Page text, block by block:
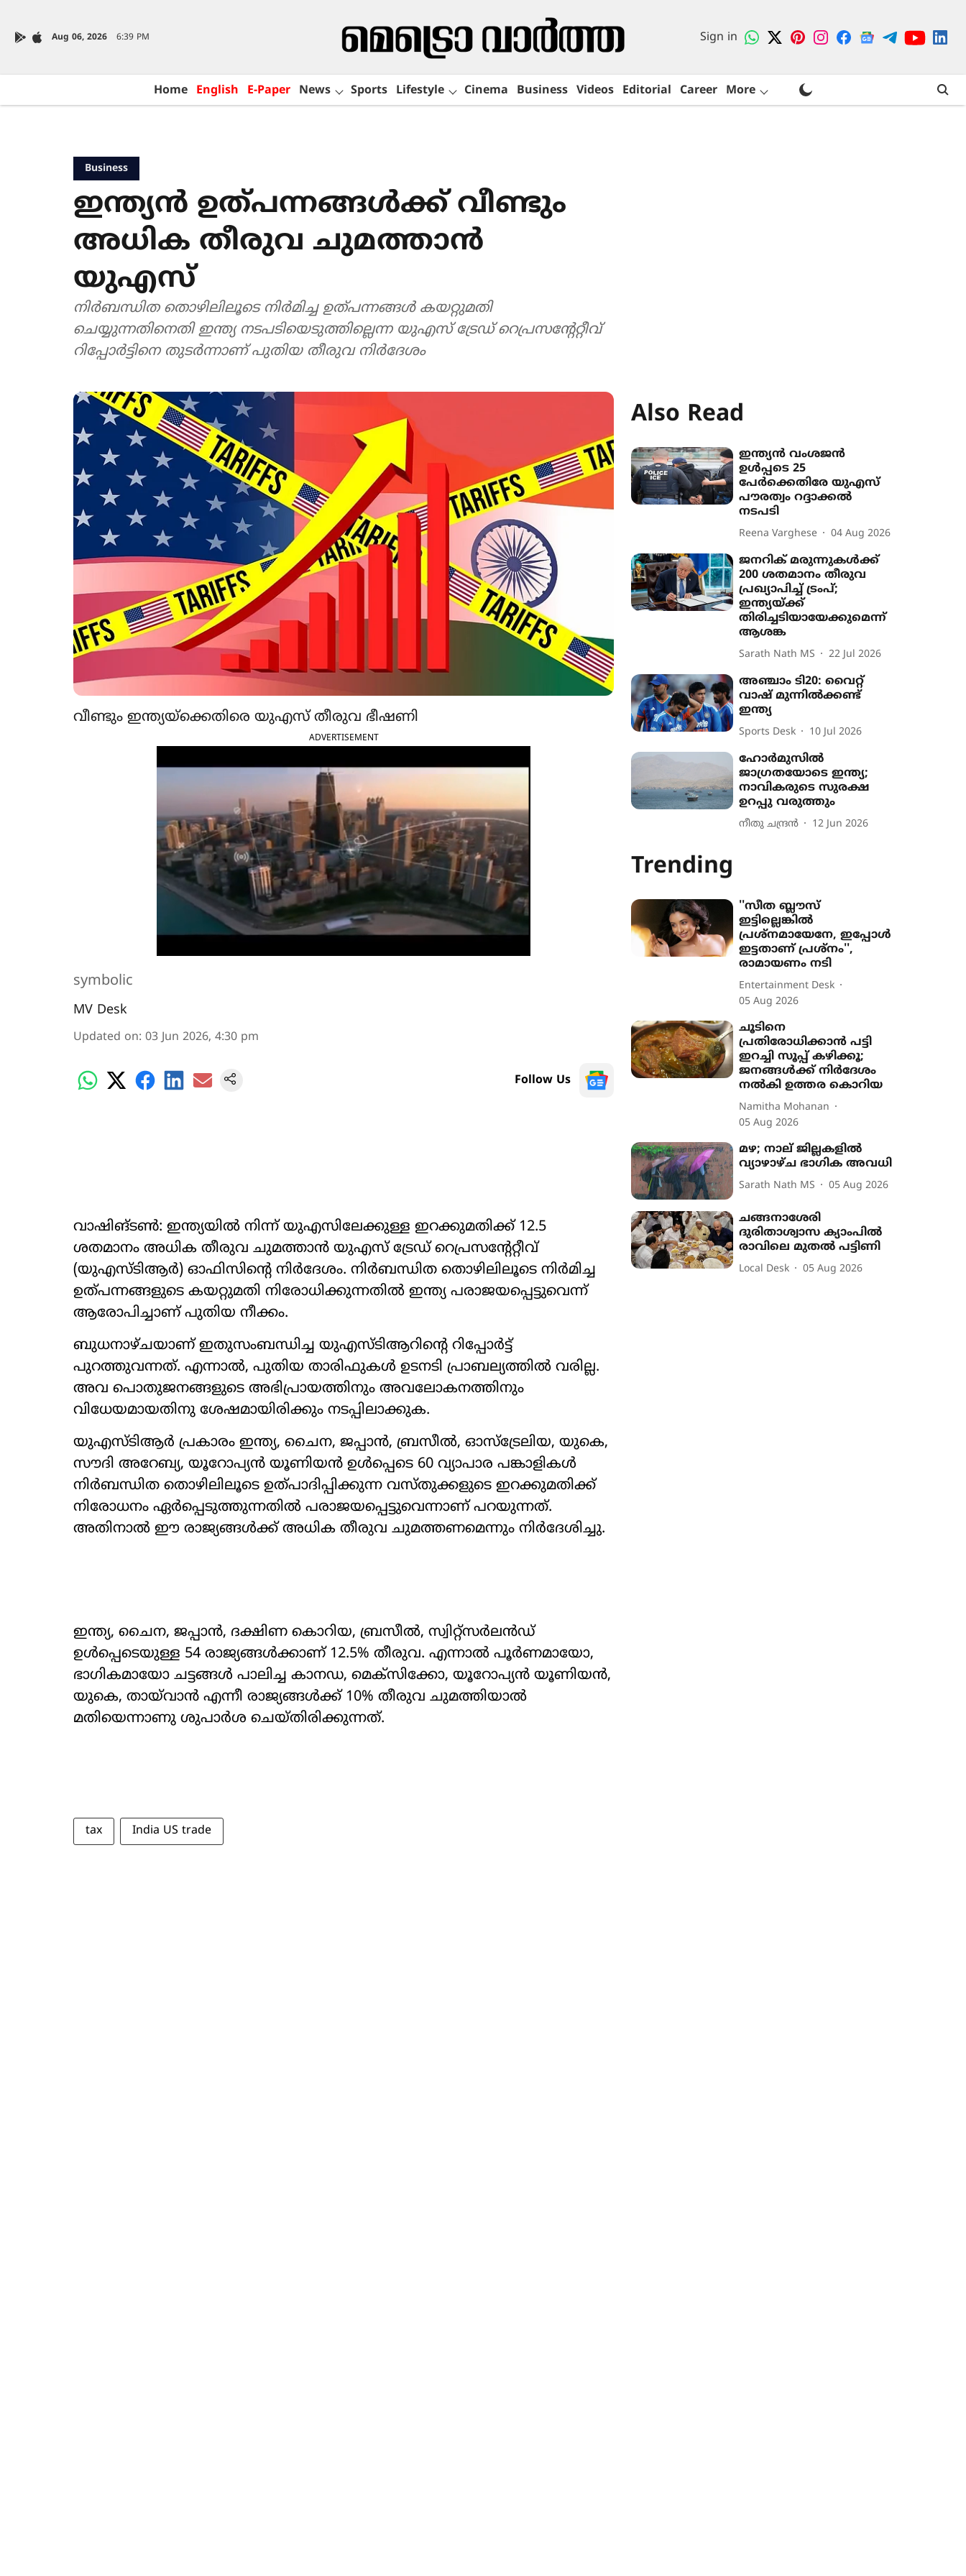
Aug 06, 2026 6:39 PM Sign in
Home English E-Paper News Sports Lifestyle Cinema Business Videos Editorial Career More
Business
ഇന്ത്യൻ ഉത്പന്നങ്ങൾക്ക് വീണ്ടും
അധിക തീരുവ ചുമത്താൻ
യുഎസ്
നിര്‍ബന്ധിത തൊഴിലിലൂടെ നിര്‍മിച്ച ഉത്പന്നങ്ങള്‍ ക‍യറ്റുമതി
ചെയ്യുന്നതിനെതി ഇന്ത്യ നടപടിയെടുത്തില്ലെന്ന യുഎസ് ട്രേഡ് റെപ്രസന്‍റേറ്റീവ്
റിപ്പോര്‍ട്ടിനെ തുടര്‍ന്നാണ് പുതിയ തീരുവ നിര്‍ദേശം
വീണ്ടും ഇന്ത്യയ്ക്കെതിരെ യുഎസ് തീരുവ ഭീഷണി
ADVERTISEMENT
symbolic
MV Desk
Updated on: 03 Jun 2026, 4:30 pm
Follow Us
വാഷിങ്ടണ്‍: ഇന്ത്യയില്‍ നിന്ന് യുഎസിലേക്കുള്ള ഇറക്കുമതിക്ക് 12.5
ശതമാനം അധിക തീരുവ ചുമത്താന്‍ യുഎസ് ട്രേഡ് റെപ്രസന്‍റേറ്റീവ്
(യുഎസ്ടിആര്‍) ഓഫിസിന്‍റെ നിർദേശം. നിര്‍ബന്ധിത തൊഴിലിലൂടെ നിര്‍മിച്ച
ഉത്പന്നങ്ങളുടെ കയറ്റുമതി നിരോധിക്കുന്നതില്‍ ഇന്ത്യ പരാജയപ്പെട്ടുവെന്ന്
ആരോപിച്ചാണ് പുതിയ നീക്കം.
ബുധനാഴ്ചയാണ് ഇതുസംബന്ധിച്ച യുഎസ്ടിആറിന്‍റെ റിപ്പോര്‍ട്ട്
പുറത്തുവന്നത്. എന്നാൽ, പുതിയ താരിഫുകള്‍ ഉടനടി പ്രാബല്യത്തില്‍ വരില്ല.
അവ പൊതുജനങ്ങളുടെ അഭിപ്രായത്തിനും അവലോകനത്തിനും
വിധേയമായതിനു ശേഷമായിരിക്കും നടപ്പിലാക്കുക.
യുഎസ്ടിആര്‍ പ്രകാരം ഇന്ത്യ, ചൈന, ജപ്പാന്‍, ബ്രസീല്‍, ഓസ്ട്രേലിയ, യുകെ,
സൗദി അറേബ്യ, യൂറോപ്യന്‍ യൂണിയന്‍ ഉള്‍പ്പെടെ 60 വ്യാപാര പങ്കാളികള്‍
നിര്‍ബന്ധിത തൊഴിലിലൂടെ ഉത്പാദിപ്പിക്കുന്ന വസ്തുക്കളുടെ ഇറക്കുമതിക്ക്
നിരോധനം ഏര്‍പ്പെടുത്തുന്നതില്‍ പരാജയപ്പെട്ടുവെന്നാണ് പറയുന്നത്.
അതിനാല്‍ ഈ രാജ്യങ്ങള്‍ക്ക് അധിക തീരുവ ചുമത്തണമെന്നും നിര്‍ദേശിച്ചു.
ഇന്ത്യ, ചൈന, ജപ്പാന്‍, ദക്ഷിണ കൊറിയ, ബ്രസീല്‍, സ്വിറ്റ്‌സര്‍ലന്‍ഡ്
ഉള്‍പ്പെടെയുള്ള 54 രാജ്യങ്ങള്‍ക്കാണ് 12.5% തീരുവ. എന്നാല്‍ പൂര്‍ണമായോ,
ഭാഗികമായോ ചട്ടങ്ങള്‍ പാലിച്ച കാനഡ, മെക്‌സിക്കോ, യൂറോപ്യന്‍ യൂണിയന്‍,
യുകെ, തായ്‌വാന്‍ എന്നീ രാജ്യങ്ങള്‍ക്ക് 10% തീരുവ ചുമത്തിയാല്‍
മതിയെന്നാണു ശുപാര്‍ശ ചെയ്തിരിക്കുന്നത്.
tax India US trade
Also Read
ഇന്ത്യൻ വംശജൻ
ഉൾപ്പടെ 25
പേർക്കെതിരേ യുഎസ്
പൗരത്വം റദ്ദാക്കൽ
നടപടി
Reena Varghese 04 Aug 2026
ജനറിക് മരുന്നുകൾക്ക്
200 ശതമാനം തീരുവ
പ്രഖ്യാപിച്ച് ട്രംപ്;
ഇന്ത്യയ്ക്ക്
തിരിച്ചടിയായേക്കുമെന്ന്
ആശങ്ക
Sarath Nath MS 22 Jul 2026
അഞ്ചാം ടി20: വൈറ്റ്
വാഷ് മുന്നിൽക്കണ്ട്
ഇന്ത്യ
Sports Desk 10 Jul 2026
ഹോർമുസിൽ
ജാഗ്രതയോടെ ഇന്ത്യ;
നാവികരുടെ സുരക്ഷ
ഉറപ്പു വരുത്തും
നീതു ചന്ദ്രൻ 12 Jun 2026
Trending
''സീത ബ്ലൗസ്
ഇട്ടില്ലെങ്കിൽ
പ്രശ്നമായേനേ, ഇപ്പോൾ
ഇട്ടതാണ് പ്രശ്നം'',
രാമായണം നടി
Entertainment Desk
05 Aug 2026
ചൂടിനെ
പ്രതിരോധിക്കാൻ പട്ടി
ഇറച്ചി സൂപ്പ് കഴിക്കൂ;
ജനങ്ങൾക്ക് നിർദേശം
നൽകി ഉത്തര കൊറിയ
Namitha Mohanan
05 Aug 2026
മഴ; നാല് ജില്ലകളിൽ
വ്യാഴാഴ്ച ഭാഗിക അവധി
Sarath Nath MS 05 Aug 2026
ചങ്ങനാശേരി
ദുരിതാശ്വാസ ക്യാംപിൽ
രാവിലെ മുതൽ പട്ടിണി
Local Desk 05 Aug 2026